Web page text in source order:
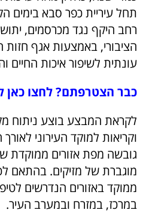
תחל עיריית כפר סבא בימים
רחב היקף נגד מכרסמים,
הציבורי, באמצעות אגף
עונתית לשיפור איכות החיים
כבר הצטרפתם? לחצו כאן
לקראת המבצע בוצע ניתוח
וקריאות למוקד העירוני
גובשה מפת אזורים ממוקדת
מוגברת של מזיקים. בהתאם
ממוקד באזורים הנדרשים
במרכז, במזרח ובמערב העיר.